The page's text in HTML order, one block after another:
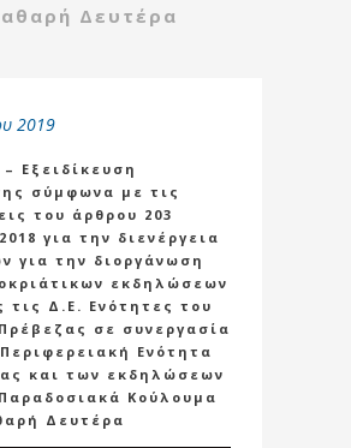
Δευτέρα
2019
– Εξειδίκευση
σύμφωνα με τις
του άρθρου 203
για την διενέργεια
για την διοργάνωση
εκδηλώσεων
τις Δ.Ε. Ενότητες του
σε συνεργασία
Ενότητα
και των εκδηλώσεων
Κούλουμα
Δευτέρα